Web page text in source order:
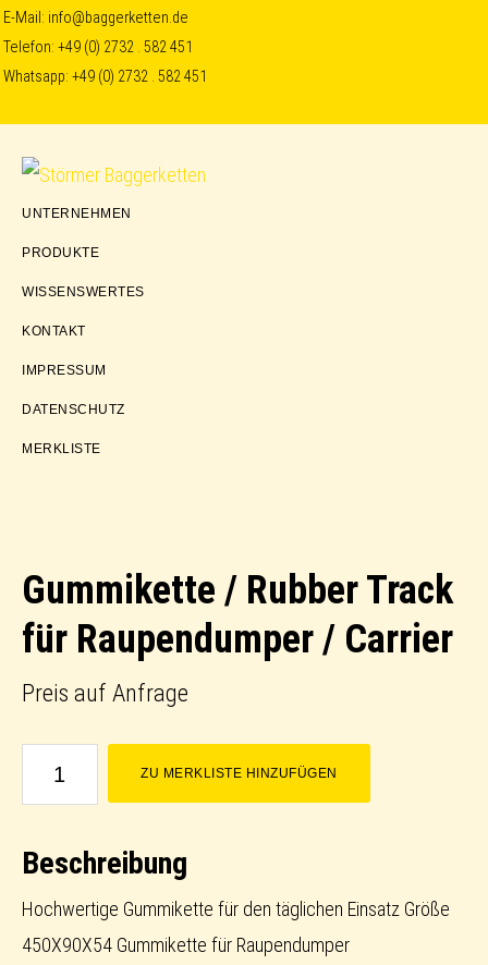
Skip
to
primary
navigation
Skip
to
content
Skip
to
E-Mail: info@baggerketten.de
Telefon:+49 (0) 2732 . 582 451
Whatsapp:+49 (0) 2732 . 582 451
Störmer
UNTERNEHMEN
PRODUKTE
WISSENSWERTES
KONTAKT
IMPRESSUM
DATENSCHUTZ
MERKLISTE
Gummikette / Rubber Track
für Raupendumper / Carrier
Preis auf Anfrage
Gummikette
Track
für
Raupendumper
ZU MERKLISTE HINZUFÜGEN
Beschreibung
Hochwertige Gummikette für den täglichen Einsatz Größe
450X90X54 Gummikette für Raupendumper